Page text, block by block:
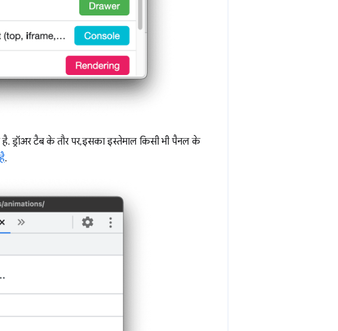
ड्रॉअर टैब के तौर पर, इसका इस्तेमाल किसी भी पैनल के
.